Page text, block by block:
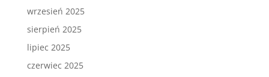
wrzesień 2025
sierpień 2025
lipiec 2025
czerwiec 2025